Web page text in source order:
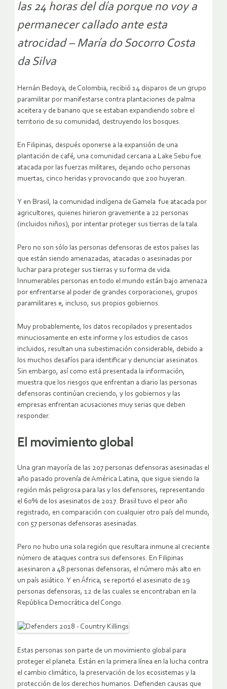
las 24 horas del día porque no voy a
permanecer callado ante esta
atrocidad – María do Socorro Costa
da Silva
Hernán Bedoya, de Colombia, recibió 14 disparos de un grupo
paramilitar por manifestarse contra plantaciones de palma
aceitera y de banano que se estaban expandiendo sobre el
territorio de su comunidad, destruyendo los bosques.
En Filipinas, después oponerse a la expansión de una
plantación de café, una comunidad cercana a Lake Sebu fue
atacada por las fuerzas militares, dejando ocho personas
muertas, cinco heridas y provocando que 200 huyeran.
Y en Brasil, la comunidad indígena de Gamela fue atacada por
agricultores, quienes hirieron gravemente a 22 personas
(incluidos niños), por intentar proteger sus tierras de la tala.
Pero no son sólo las personas defensoras de estos países las
que están siendo amenazadas, atacadas o asesinadas por
luchar para proteger sus tierras y su forma de vida.
Innumerables personas en todo el mundo están bajo amenaza
por enfrentarse al poder de grandes corporaciones, grupos
paramilitares e, incluso, sus propios gobiernos.
Muy probablemente, los datos recopilados y presentados
minuciosamente en este informe y los estudios de casos
incluidos, resultan una subestimación considerable, debido a
los muchos desafíos para identificar y denunciar asesinatos.
Sin embargo, así como está presentada la información,
muestra que los riesgos que enfrentan a diario las personas
defensoras continúan creciendo, y los gobiernos y las
empresas enfrentan acusaciones muy serias que deben
responder.
El movimiento global
Una gran mayoría de las 207 personas defensoras asesinadas el
año pasado provenía de América Latina, que sigue siendo la
región más peligrosa para las y los defensores, representando
el 60% de los asesinatos de 2017. Brasil tuvo el peor año
registrado, en comparación con cualquier otro país del mundo,
con 57 personas defensoras asesinadas.
Pero no hubo una sola región que resultara inmune al creciente
número de ataques contra sus defensores. En Filipinas
asesinaron a 48 personas defensoras, el número más alto en
un país asiático. Y en África, se reportó el asesinato de 19
personas defensoras, 12 de las cuales se encontraban en la
República Democrática del Congo.
Estas personas son parte de un movimiento global para
proteger el planeta. Están en la primera línea en la lucha contra
el cambio climático, la preservación de los ecosistemas y la
protección de los derechos humanos. Defienden causas que